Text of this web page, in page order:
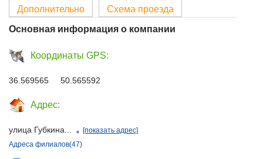
Дополнительно
Схема проезда
Основная информация о компании
Координаты GPS:
36.569565 50.565592
Адрес:
улица Губкина...
[показать адрес]
Адреса филиалов(47)